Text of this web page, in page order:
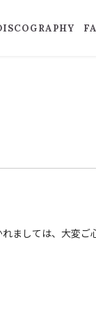
ましては、大変ご